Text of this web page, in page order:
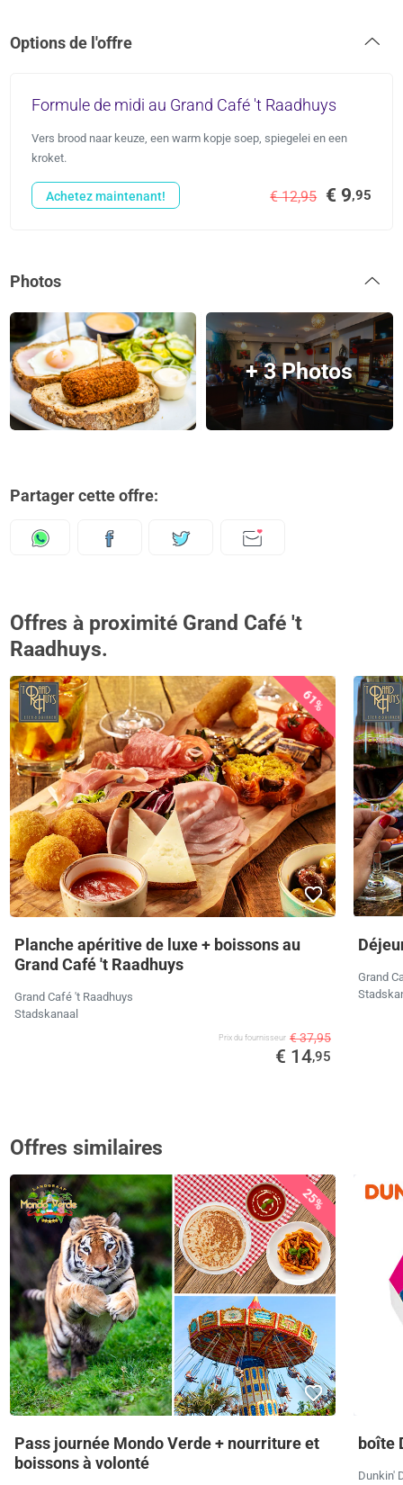
Options de l'offre
Formule de midi au Grand Café 't Raadhuys
Vers brood naar keuze, een warm kopje soep, spiegelei en een
kroket.
€ 12,95 € 9,95
Achetez maintenant!
Photos
+ 3 Photos
Partager cette offre:
Offres à proximité Grand Café 't
Raadhuys.
61%
Planche apéritive de luxe + boissons au
Grand Café 't Raadhuys
Grand Café 't Raadhuys
Stadskanaal
Prix ​​du fournisseur € 37,95
€ 14,95
Grand
Offres similaires
25%
Pass journée Mondo Verde + nourriture et
boissons à volonté
boîte
Dunkin'